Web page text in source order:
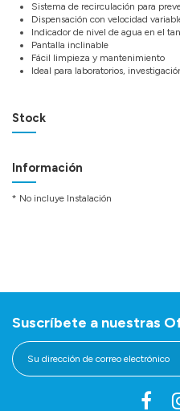
Sistema de recirculación para
Dispensación con velocidad
Indicador de nivel de agua en el
Pantalla inclinable
Fácil limpieza y mantenimiento
Ideal para laboratorios,
Stock
Información
* No incluye Instalación
Suscríbete a nuestras